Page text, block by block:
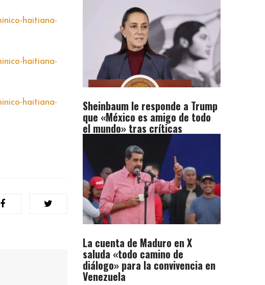
Sheinbaum le responde a Trump
que «México es amigo de todo
el mundo» tras críticas
La cuenta de Maduro en X
saluda «todo camino de
diálogo» para la convivencia en
Venezuela